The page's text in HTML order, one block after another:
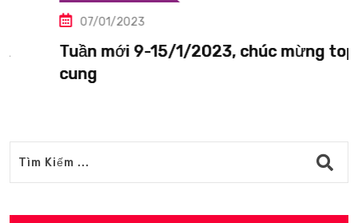
07/01/2023
Tuần mới 9-15/1/2023, chúc mừng top 4